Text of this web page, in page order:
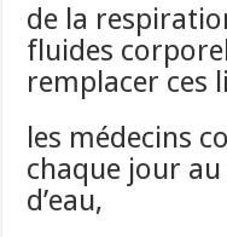
de la
fluides
remplacer ces
les médecins
chaque jour
d’eau,